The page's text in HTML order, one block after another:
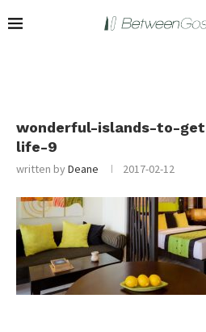
wonderful-islands-to-
life-9
written byDeane 2017-02-12